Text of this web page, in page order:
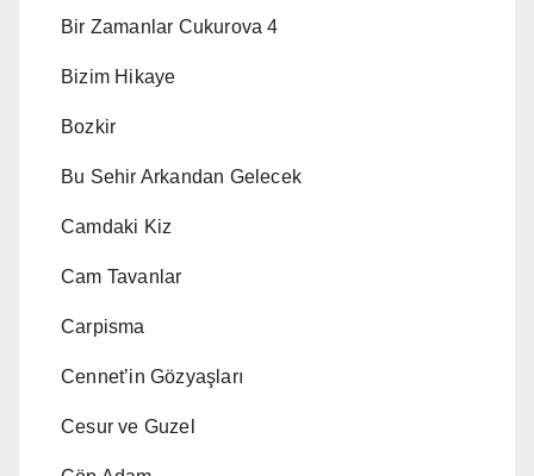
Bir Zamanlar Cukurova 4
Bizim Hikaye
Bozkir
Bu Sehir Arkandan Gelecek
Camdaki Kiz
Cam Tavanlar
Carpisma
Cennet’in Gözyaşları
Cesur ve Guzel